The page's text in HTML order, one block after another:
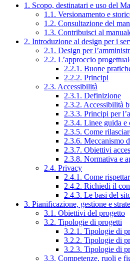
1. Scopo, destinatari e uso del
1.1. Versionamento e
1.2. Consultazione del
1.3. Contribuisci al
2. Introduzione al design per i
2.1. Design per
2.2. L’approccio
2.2.1. Buone
2.2.2. Principi
2.3. Accessibilità
2.3.1. Definizione
2.3.2. Accessibilità
2.3.3. Principi per
2.3.4. Linee guida e
2.3.5. Come
2.3.6. Meccanismo
2.3.7. Obiettivi
2.3.8. Normativa e
2.4. Privacy
2.4.1. Come
2.4.2. Richiedi il
2.4.3. Le basi del
3. Pianificazione, gestione e
3.1. Obiettivi del progetto
3.2. Tipologie di progetti
3.2.1. Tipologie di
3.2.2. Tipologie di
3.2.3. Tipologie di
3.3. Competenze, ruoli e